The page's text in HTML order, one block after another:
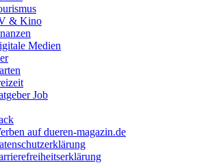
& Kino
Medien
Job
auf dueren-magazin.de